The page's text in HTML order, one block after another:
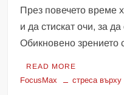
През повечето време
и да стискат очи, за
Обикновено
READ MORE
FocusMax стреса върху